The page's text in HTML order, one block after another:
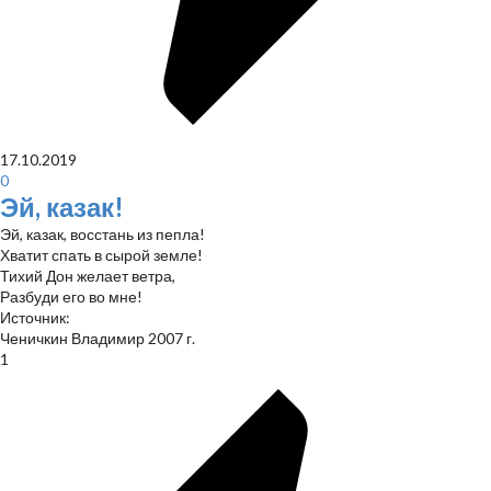
17.10.2019
0
Эй, казак!
Эй, казак, восстань из пепла!
Хватит спать в сырой земле!
Тихий Дон желает ветра,
Разбуди его во мне!
Источник:
Ченичкин Владимир 2007 г.
1